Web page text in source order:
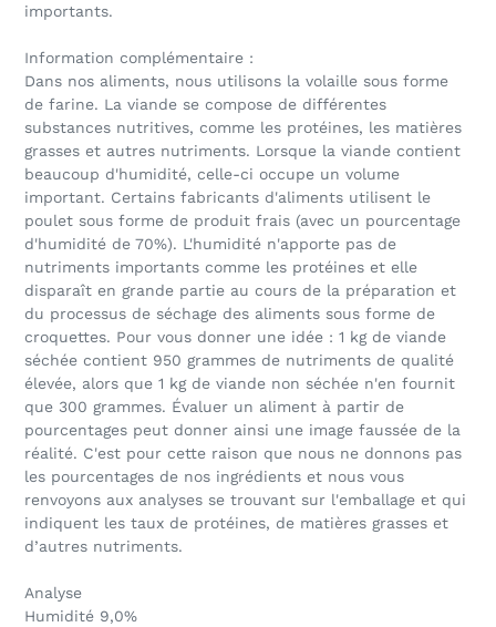
importants.
Information complémentaire :
Dans nos aliments, nous utilisons la volaille sous forme
de farine. La viande se compose de différentes
substances nutritives, comme les protéines, les matières
grasses et autres nutriments. Lorsque la viande contient
beaucoup d'humidité, celle-ci occupe un volume
important. Certains fabricants d'aliments utilisent le
poulet sous forme de produit frais (avec un pourcentage
d'humidité de 70%). L'humidité n'apporte pas de
nutriments importants comme les protéines et elle
disparaît en grande partie au cours de la préparation et
du processus de séchage des aliments sous forme de
croquettes. Pour vous donner une idée : 1 kg de viande
séchée contient 950 grammes de nutriments de qualité
élevée, alors que 1 kg de viande non séchée n'en fournit
que 300 grammes. Évaluer un aliment à partir de
pourcentages peut donner ainsi une image faussée de la
réalité. C'est pour cette raison que nous ne donnons pas
les pourcentages de nos ingrédients et nous vous
renvoyons aux analyses se trouvant sur l'emballage et qui
indiquent les taux de protéines, de matières grasses et
d’autres nutriments.
Analyse
Humidité 9,0%